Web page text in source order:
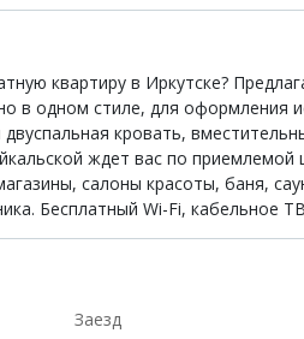
квартиру в Иркутске?
одном стиле, для оформления
кровать,
ждет вас по
салоны красоты, баня,
Бесплатный Wi-Fi, кабельное
Заезд